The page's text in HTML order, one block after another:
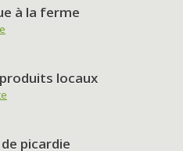
à la ferme
locaux
picardie